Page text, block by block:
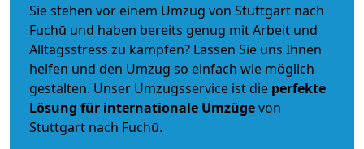
Sie stehen vor einem Umzug von Stuttgart nach
Fuchū und haben bereits genug mit Arbeit und
Alltagsstress zu kämpfen? Lassen Sie uns Ihnen
helfen und den Umzug so einfach wie möglich
gestalten. Unser Umzugsservice ist die perfekte
Lösung für internationale Umzügevon
Stuttgart nach Fuchū.